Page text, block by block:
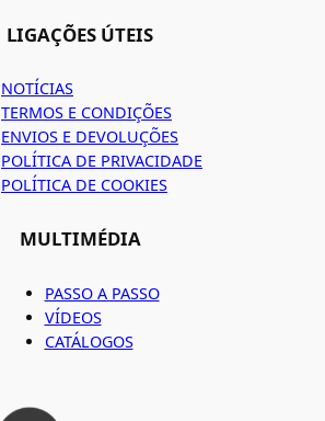
LIGAÇÕES ÚTEIS
NOTÍCIAS
TERMOS E CONDIÇÕES
ENVIOS E DEVOLUÇÕES
POLÍTICA DE PRIVACIDADE
POLÍTICA DE COOKIES
MULTIMÉDIA
PASSO A PASSO
VÍDEOS
CATÁLOGOS